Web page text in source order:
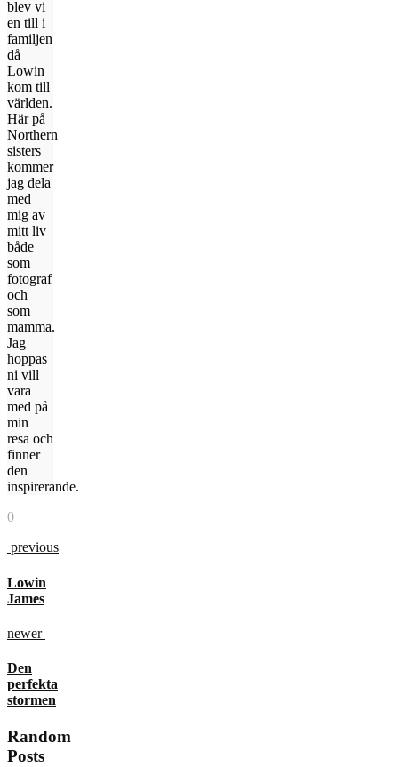
blev vi
en till i
familjen
då
Lowin
kom till
världen.
Här på
Northern
sisters
kommer
jag dela
med
mig av
mitt liv
både
som
fotograf
och
som
mamma.
Jag
hoppas
ni vill
vara
med på
min
resa och
finner
den
inspirerande.
0
previous
Lowin
James
newer
Den
perfekta
stormen
Random
Posts